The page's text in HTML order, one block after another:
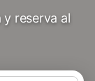
y reserva al